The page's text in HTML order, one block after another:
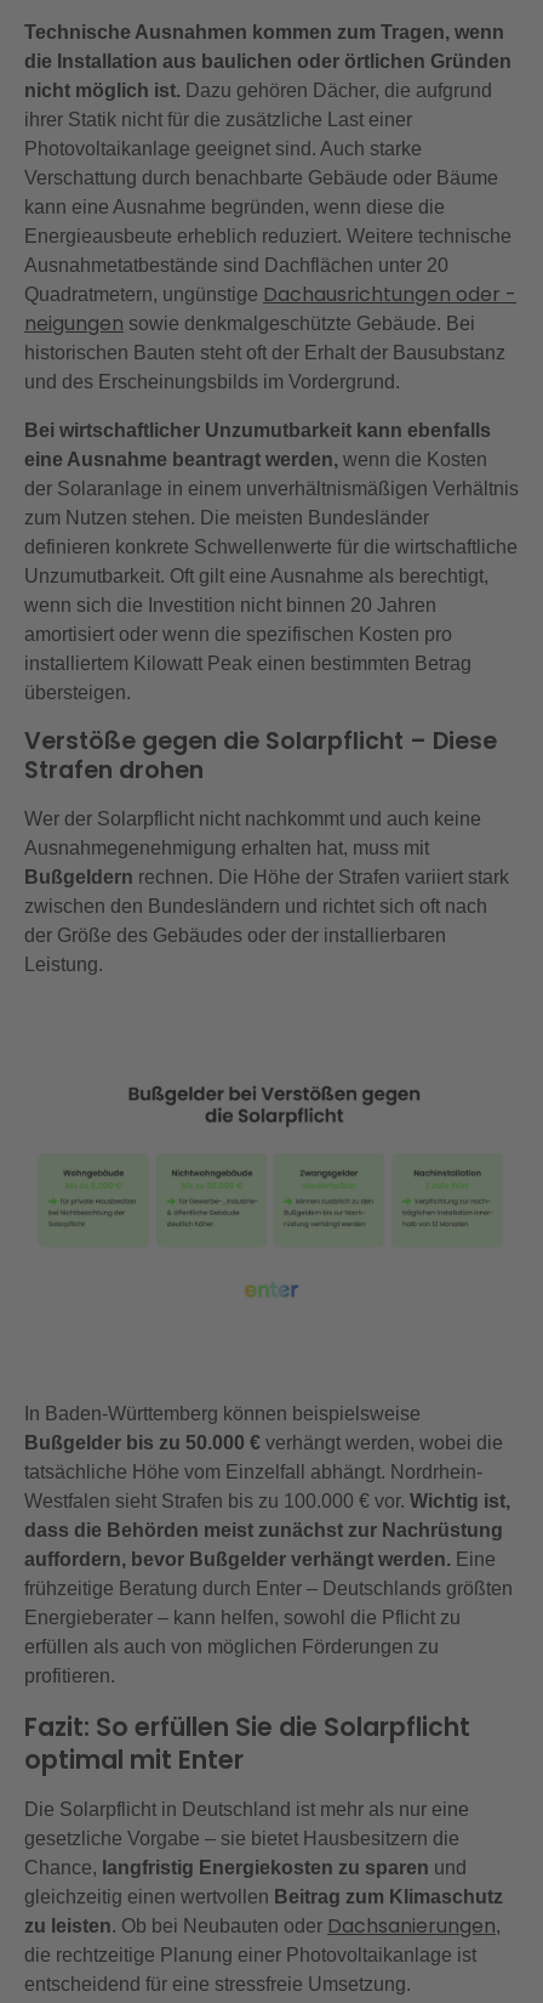
Technische Ausnahmen kommen zum Tragen, wenn
die Installation aus baulichen oder örtlichen Gründen
nicht möglich ist. Dazu gehören Dächer, die aufgrund
ihrer Statik nicht für die zusätzliche Last einer
Photovoltaikanlage geeignet sind. Auch starke
Verschattung durch benachbarte Gebäude oder Bäume
kann eine Ausnahme begründen, wenn diese die
Energieausbeute erheblich reduziert. Weitere technische
Ausnahmetatbestände sind Dachflächen unter 20
Quadratmetern, ungünstige Dachausrichtungen oder -
neigungen sowie denkmalgeschützte Gebäude. Bei
historischen Bauten steht oft der Erhalt der Bausubstanz
und des Erscheinungsbilds im Vordergrund.
Bei wirtschaftlicher Unzumutbarkeit kann ebenfalls
eine Ausnahme beantragt werden, wenn die Kosten
der Solaranlage in einem unverhältnismäßigen Verhältnis
zum Nutzen stehen. Die meisten Bundesländer
definieren konkrete Schwellenwerte für die wirtschaftliche
Unzumutbarkeit. Oft gilt eine Ausnahme als berechtigt,
wenn sich die Investition nicht binnen 20 Jahren
amortisiert oder wenn die spezifischen Kosten pro
installiertem Kilowatt Peak einen bestimmten Betrag
übersteigen.
Verstöße gegen die Solarpflicht – Diese
Strafen drohen
Wer der Solarpflicht nicht nachkommt und auch keine
Ausnahmegenehmigung erhalten hat, muss mit
Bußgeldern rechnen. Die Höhe der Strafen variiert stark
zwischen den Bundesländern und richtet sich oft nach
der Größe des Gebäudes oder der installierbaren
Leistung.
In Baden-Württemberg können beispielsweise
Bußgelder bis zu 50.000 € verhängt werden, wobei die
tatsächliche Höhe vom Einzelfall abhängt. Nordrhein-
Westfalen sieht Strafen bis zu 100.000 € vor. Wichtig ist,
dass die Behörden meist zunächst zur Nachrüstung
auffordern, bevor Bußgelder verhängt werden. Eine
frühzeitige Beratung durch Enter – Deutschlands größten
Energieberater – kann helfen, sowohl die Pflicht zu
erfüllen als auch von möglichen Förderungen zu
profitieren.
Fazit: So erfüllen Sie die Solarpflicht
optimal mit Enter
Die Solarpflicht in Deutschland ist mehr als nur eine
gesetzliche Vorgabe – sie bietet Hausbesitzern die
Chance, langfristig Energiekosten zu sparen und
gleichzeitig einen wertvollen Beitrag zum Klimaschutz
zu leisten. Ob bei Neubauten oder Dachsanierungen,
die rechtzeitige Planung einer Photovoltaikanlage ist
entscheidend für eine stressfreie Umsetzung.